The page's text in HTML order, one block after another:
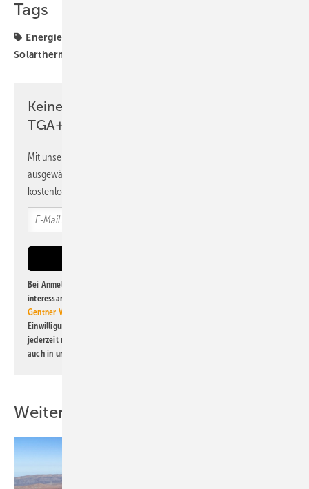
Tags
Energiewende
Solarthermie
Keine Zeit? Kein Problem mit dem
TGA+E Newsletter!
Mit unserem Newsletter erhalten Sie regelmäßig von uns
ausgewählte Informationen und Neuigkeiten, gebündelt und
kostenlos direkt ins Postfach.
Bei Anmeldung zu diesem Newsletter bin ich damit einverstanden, über
interessante Verlags- und Online-Angebote
Gentner Verlag GmbH & Co. KG
Einwilligung kann ich jederzeit widerrufen und eine Abmeldung ist
jederzeit möglich. Informationen zum Umgang mit Daten finden Sie
auch in unserer
Weitere Inhalte